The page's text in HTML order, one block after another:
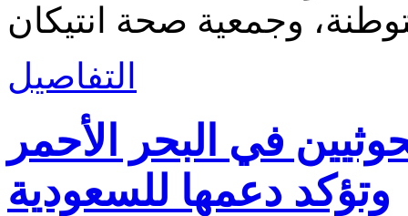
التفاصيل
في البحر الأحمر
وتؤكد دعمها للسعودية